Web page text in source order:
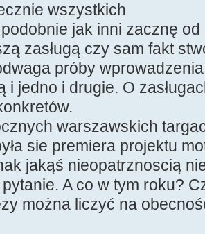
wszystkich
jak inni zacznę
zasługą czy sam fakt
próby
i jedno i drugie. O
warszawskich
sie premiera projektu
jakąś nieopatrznoscią
A co w tym roku?
można liczyć na